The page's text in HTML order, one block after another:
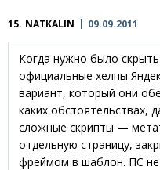
15. NATKALIN 09.09.2011
Когда нужно было
официальные хелпы
вариант, который они
каких обстоятельствах,
сложные скрипты —
отдельную страницу,
фреймом в шаблон. ПС не